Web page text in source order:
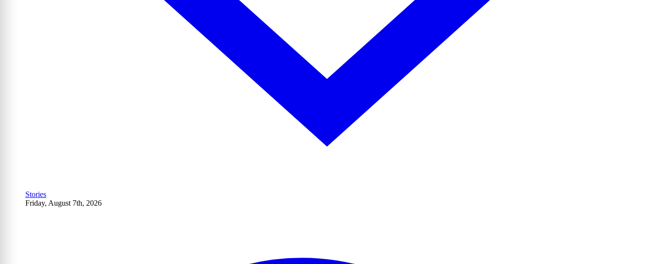
Stories
Friday, August 7th, 2026